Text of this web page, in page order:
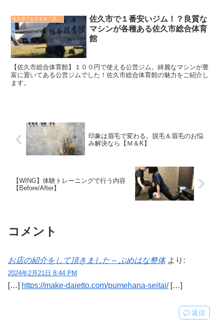
佐久市で１番安いジム！？良質な
マシンが各種ある佐久市総合体育
館
【佐久市総合体育館】１００円で使える公営ジム。綺麗なマシンが豊
富に置いてある公営ジムでした！佐久市総合体育館の魅力をご紹介し
ます。
印象は眉毛で変わる。脱毛＆眉毛のお悩
み解決なら【Ｍ＆K】
【WING】体験トレーニングで行う内容
【Before/After】
コメント
お店の紹介をして頂きました – ぷめはな整体 より:
2024年2月21日 8:44 PM
[…] https://make-daietto.com/pumehana-seitai/[…]
返信